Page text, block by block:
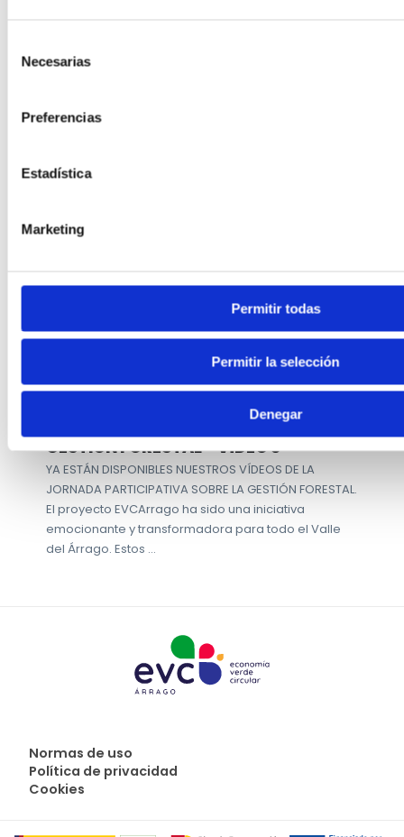
Necesarias
Preferencias
Estadística
Marketing
Permitir todas
Permitir la selección
Denegar
su fin
El proyecto EVC Árrago ha llegado a su fin tras una
cumpliendo los objetivos previstos y generando
JORNADA PARTICIPATIVA SOBRE LA
GESTIÓN FORESTAL - VÍDEO 3
YA ESTÁN DISPONIBLES NUESTROS VÍDEOS DE LA
JORNADA PARTICIPATIVA SOBRE LA GESTIÓN FORESTAL.
El proyecto EVCArrago ha sido una iniciativa
emocionante y transformadora para todo el Valle
del Árrago. Estos …
Normas de uso
Política de privacidad
Cookies